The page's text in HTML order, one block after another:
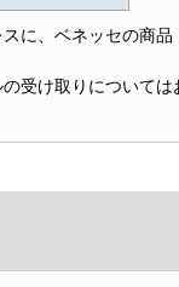
に、ベネッセの商
受け取りについては